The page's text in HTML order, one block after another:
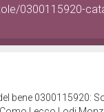
0300115920-
bene 0300115920: